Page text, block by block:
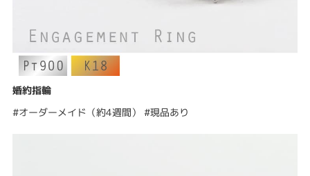
婚約指輪
#オーダーメイド（約4週間） #現品あり